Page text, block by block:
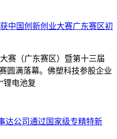
中国创新创业大赛广东赛区初
赛（广东赛区）暨第十三届
圆满落幕。佛塑科技参股企业
锂电池复
达公司通过国家级专精特新